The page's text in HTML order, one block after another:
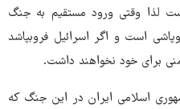
لذا وقتی ورود مستقیم به جنگ
است و اگر اسرائیل فروبپاشد
برای خود نخواهند داشت.
اسلامی ایران در این جنگ که